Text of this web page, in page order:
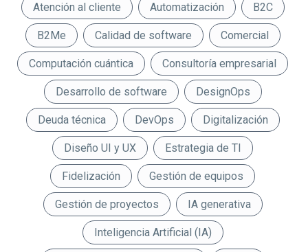
Atención al cliente Automatización B2C
B2Me Calidad de software Comercial
Computación cuántica Consultoría empresarial
Desarrollo de software DesignOps
Deuda técnica DevOps Digitalización
Diseño UI y UX Estrategia de TI
Fidelización Gestión de equipos
Gestión de proyectos IA generativa
Inteligencia Artificial (IA)